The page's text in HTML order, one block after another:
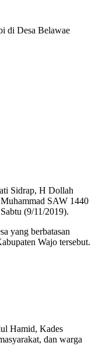
di Desa Belawae
Sidrap, H Dollah
SAW 1440
(9/11/2019).
yang berbatasan
Wajo tersebut.
Hamid, Kades
dan warga